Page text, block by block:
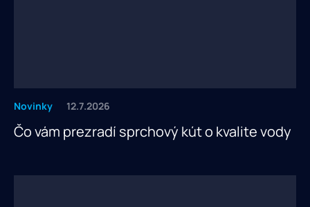
Novinky 12.7.2026
Čo vám prezradí sprchový kút o kvalite vody